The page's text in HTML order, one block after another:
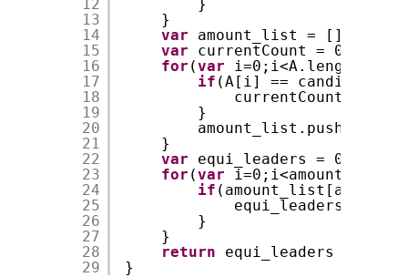
12
13
14
15
16
17
18
19
20
21
22
23
24
25
26
27
28
29
}
}
var
amount_list = []
var
currentCount = 0
for (var
if (A[i] == candidate){
currentCount++
}
}
var
equi_leaders = 0
for (var
if
equi_leaders++
}
}
return
equi_leaders
}